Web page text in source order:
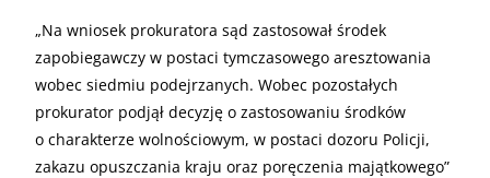
„Na wniosek prokuratora sąd zastosował środek
zapobiegawczy w postaci tymczasowego aresztowania
wobec siedmiu podejrzanych. Wobec pozostałych
prokurator podjął decyzję o zastosowaniu środków
o charakterze wolnościowym, w postaci dozoru Policji,
zakazu opuszczania kraju oraz poręczenia majątkowego”